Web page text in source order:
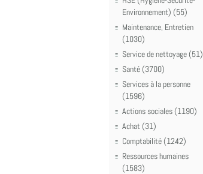
Environnement) (55)
Maintenance, Entretien
(1030)
Service de nettoyage (51)
Santé (3700)
Services à la personne
(1596)
Actions sociales (1190)
Achat (31)
Comptabilité (1242)
Ressources humaines
(1583)